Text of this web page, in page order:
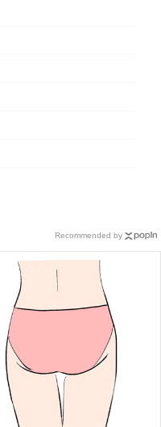
Recommended by